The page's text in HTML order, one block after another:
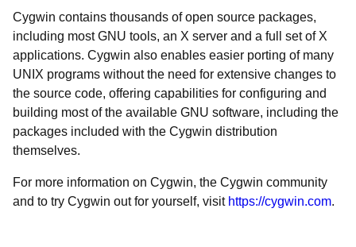
Cygwin contains thousands of open source packages,
including most GNU tools, an X server and a full set of X
applications. Cygwin also enables easier porting of many
UNIX programs without the need for extensive changes to
the source code, offering capabilities for configuring and
building most of the available GNU software, including the
packages included with the Cygwin distribution
themselves.
For more information on Cygwin, the Cygwin community
and to try Cygwin out for yourself, visit https://cygwin.com.